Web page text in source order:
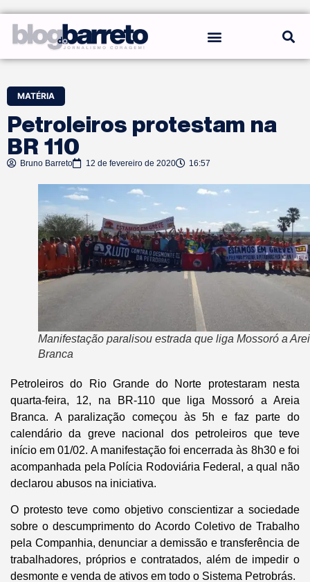
MATÉRIA
Petroleiros protestam na
BR 110
Bruno Barreto 12 de fevereiro de 2020 16:57
Manifestação paralisou estrada que liga Mossoró a
Branca
Petroleiros do Rio Grande do Norte protestaram nesta
quarta-feira, 12, na BR-110 que liga Mossoró a Areia
Branca. A paralização começou às 5h e faz parte do
calendário da greve nacional dos petroleiros que teve
início em 01/02. A manifestação foi encerrada às 8h30 e foi
acompanhada pela Polícia Rodoviária Federal, a qual não
declarou abusos na iniciativa.
O protesto teve como objetivo conscientizar a sociedade
sobre o descumprimento do Acordo Coletivo de Trabalho
pela Companhia, denunciar a demissão e transferência de
trabalhadores, próprios e contratados, além de impedir o
desmonte e venda de ativos em todo o Sistema Petrobrás.